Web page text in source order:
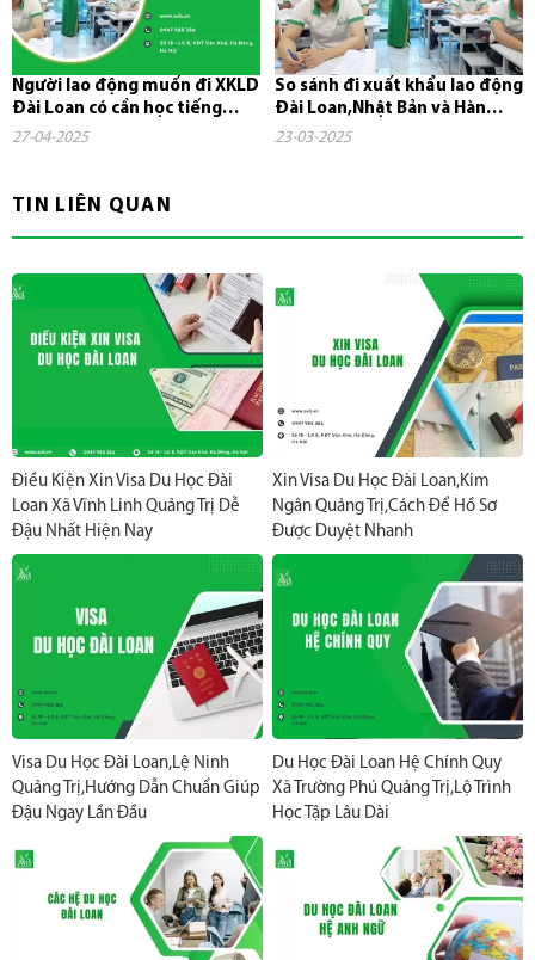
Người lao động muốn đi XKLD
Đài Loan có cần học tiếng
không?
27-04-2025
So sánh đi xuất khẩu lao động
Đài Loan,Nhật Bản và Hàn
Quốc
23-03-2025
TIN LIÊN QUAN
Điều Kiện Xin Visa Du Học Đài
Loan Xã Vĩnh Linh Quảng Trị Dễ
Đậu Nhất Hiện Nay
Xin Visa Du Học Đài Loan,Kim
Ngân Quảng Trị,Cách Để Hồ Sơ
Được Duyệt Nhanh
Visa Du Học Đài Loan,Lệ Ninh
Quảng Trị,Hướng Dẫn Chuẩn Giúp
Đậu Ngay Lần Đầu
Du Học Đài Loan Hệ Chính Quy
Xã Trường Phú Quảng Trị,Lộ Trình
Học Tập Lâu Dài